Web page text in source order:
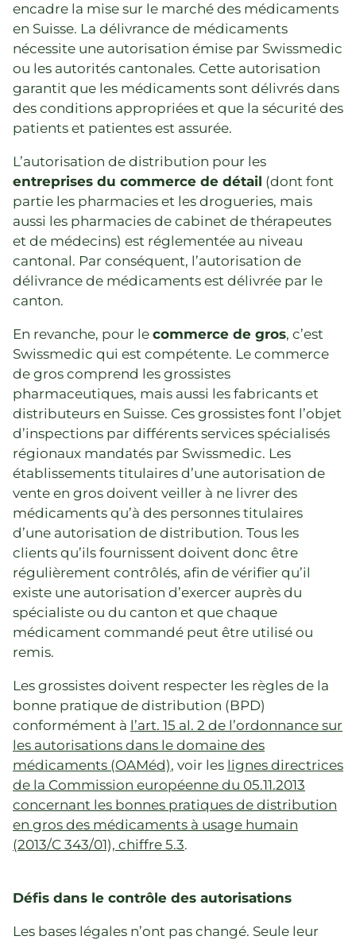
encadre la mise sur le marché des médicaments
en Suisse. La délivrance de médicaments
nécessite une autorisation émise par Swissmedic
ou les autorités cantonales. Cette autorisation
garantit que les médicaments sont délivrés dans
des conditions appropriées et que la sécurité des
patients et patientes est assurée.
L’autorisation de distribution pour les
entreprises du commerce de détail (dont font
partie les pharmacies et les drogueries, mais
aussi les pharmacies de cabinet de thérapeutes
et de médecins) est réglementée au niveau
cantonal. Par conséquent, l’autorisation de
délivrance de médicaments est délivrée par le
canton.
En revanche, pour le commerce de gros, c’est
Swissmedic qui est compétente. Le commerce
de gros comprend les grossistes
pharmaceutiques, mais aussi les fabricants et
distributeurs en Suisse. Ces grossistes font l’objet
d’inspections par différents services spécialisés
régionaux mandatés par Swissmedic. Les
établissements titulaires d’une autorisation de
vente en gros doivent veiller à ne livrer des
médicaments qu’à des personnes titulaires
d’une autorisation de distribution. Tous les
clients qu’ils fournissent doivent donc être
régulièrement contrôlés, afin de vérifier qu’il
existe une autorisation d’exercer auprès du
spécialiste ou du canton et que chaque
médicament commandé peut être utilisé ou
remis.
Les grossistes doivent respecter les règles de la
bonne pratique de distribution (BPD)
conformément à l’art. 15 al. 2 de l’ordonnance sur
les autorisations dans le domaine des
médicaments (OAMéd), voir les lignes directrices
de la Commission européenne du 05.11.2013
concernant les bonnes pratiques de distribution
en gros des médicaments à usage humain
(2013/C 343/01), chiffre 5.3.
Défis dans le contrôle des autorisations
Les bases légales n’ont pas changé. Seule leur